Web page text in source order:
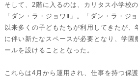
そして、2階に入るのは、 カリタス小学校
「ダン・ラ・ジョワⅡ」。
「ダン・ラ・ジ
以来多くの子どもたちが利用してきたが、
に伴い新たなスペースが必要となり、 学園
ールを設けることとなった。
これらは4月から運用され、仕事を持つ保